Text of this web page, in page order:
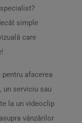
simple
care
afacerea
, un serviciu sau
la un videoclip
vânzărilor